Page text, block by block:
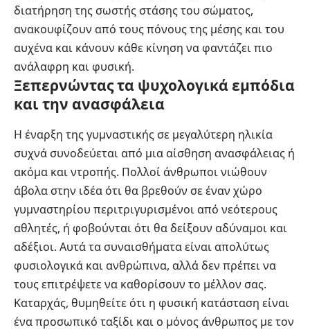
διατήρηση της σωστής στάσης του σώματος,
ανακουφίζουν από τους πόνους της μέσης και του
αυχένα και κάνουν κάθε κίνηση να φαντάζει πιο
ανάλαφρη και φυσική.
Ξεπερνώντας τα ψυχολογικά εμπόδια
και την ανασφάλεια
Η έναρξη της γυμναστικής σε μεγαλύτερη ηλικία
συχνά συνοδεύεται από μια αίσθηση ανασφάλειας ή
ακόμα και ντροπής. Πολλοί άνθρωποι νιώθουν
άβολα στην ιδέα ότι θα βρεθούν σε έναν χώρο
γυμναστηρίου περιτριγυρισμένοι από νεότερους
αθλητές, ή φοβούνται ότι θα δείξουν αδύναμοι και
αδέξιοι. Αυτά τα συναισθήματα είναι απολύτως
φυσιολογικά και ανθρώπινα, αλλά δεν πρέπει να
τους επιτρέψετε να καθορίσουν το μέλλον σας.
Καταρχάς, θυμηθείτε ότι η φυσική κατάσταση είναι
ένα προσωπικό ταξίδι και ο μόνος άνθρωπος με τον